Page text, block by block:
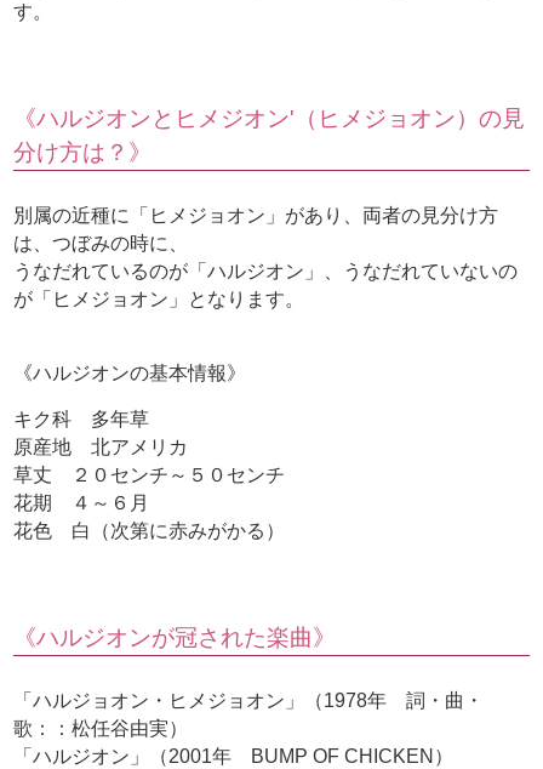
す。
《ハルジオンとヒメジオン'（ヒメジョオン）の見
分け方は？》
別属の近種に「ヒメジョオン」があり、両者の見分け方
は、つぼみの時に、
うなだれているのが「ハルジオン」、うなだれていないの
が「ヒメジョオン」となります。
《ハルジオンの基本情報》
キク科 多年草
原産地 北アメリカ
草丈 ２０センチ～５０センチ
花期 ４～６月
花色 白（次第に赤みがかる）
《ハルジオンが冠された楽曲》
「ハルジョオン・ヒメジョオン」（1978年 詞・曲・
歌：：松任谷由実）
「ハルジオン」（2001年 BUMP OF CHICKEN）